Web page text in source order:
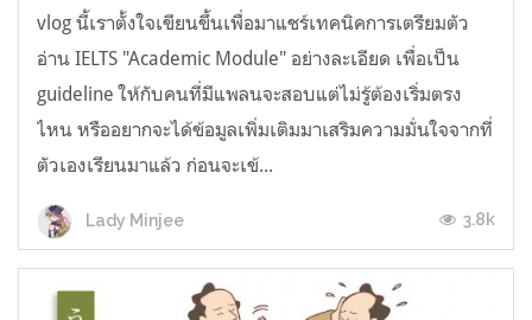
vlog นี้เราตั้งใจเขียนขึ้นเพื่อมาแชร์เทคนิคการเตรียมตัว
อ่าน IELTS "Academic Module" อย่างละเอียด เพื่อเป็น
guideline ให้กับคนที่มีแพลนจะสอบแต่ไม่รู้ต้องเริ่มตรง
ไหน หรืออยากจะได้ข้อมูลเพิ่มเติมมาเสริมความมั่นใจจากที่
ตัวเองเรียนมาแล้ว ก่อนจะเข้...
Lady Minjee 3.8k